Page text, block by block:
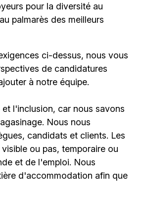
pour la diversité au
palmarès des meilleurs
ci-dessus, nous vous
de candidatures
à notre équipe.
l'inclusion, car nous savons
Nous nous
candidats et clients. Les
ou pas, temporaire ou
et de l'emploi. Nous
d'accommodation afin que